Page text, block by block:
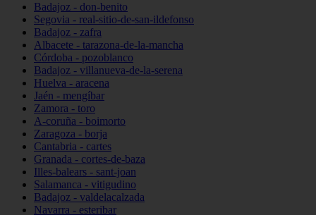
Badajoz - don-benito
Segovia - real-sitio-de-san-ildefonso
Badajoz - zafra
Albacete - tarazona-de-la-mancha
Córdoba - pozoblanco
Badajoz - villanueva-de-la-serena
Huelva - aracena
Jaén - mengíbar
Zamora - toro
A-coruña - boimorto
Zaragoza - borja
Cantabria - cartes
Granada - cortes-de-baza
Illes-balears - sant-joan
Salamanca - vitigudino
Badajoz - valdelacalzada
Navarra - esteribar